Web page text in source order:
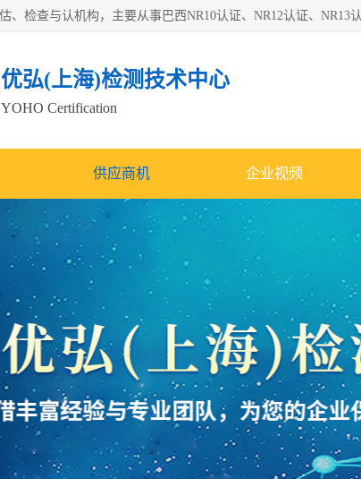
优弘(上海)检测技术中心
YOHO Certification
供应商机 企业视频